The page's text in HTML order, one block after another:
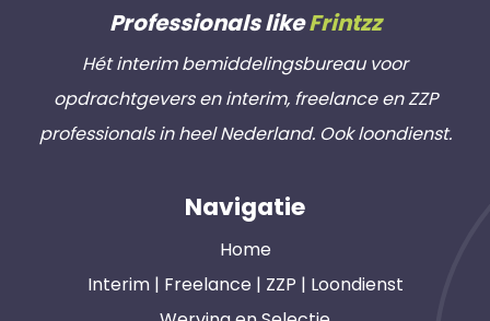
Professionals likeFrintzz
Hét interim bemiddelingsbureau voor
opdrachtgevers en interim, freelance en ZZP
professionals in heel Nederland. Ook loondienst.
Navigatie
Home
Interim | Freelance | ZZP | Loondienst